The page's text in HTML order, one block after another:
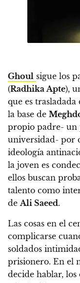
Ghoul sigue los
(Radhika Apte),
que es
la base de
propio padre- un
universidad- por
ideología
la joven es
ellos buscan
talento como
de Ali Saeed.
Las cosas en el
complicarse
soldados
prisionero. En el
decide hablar, los